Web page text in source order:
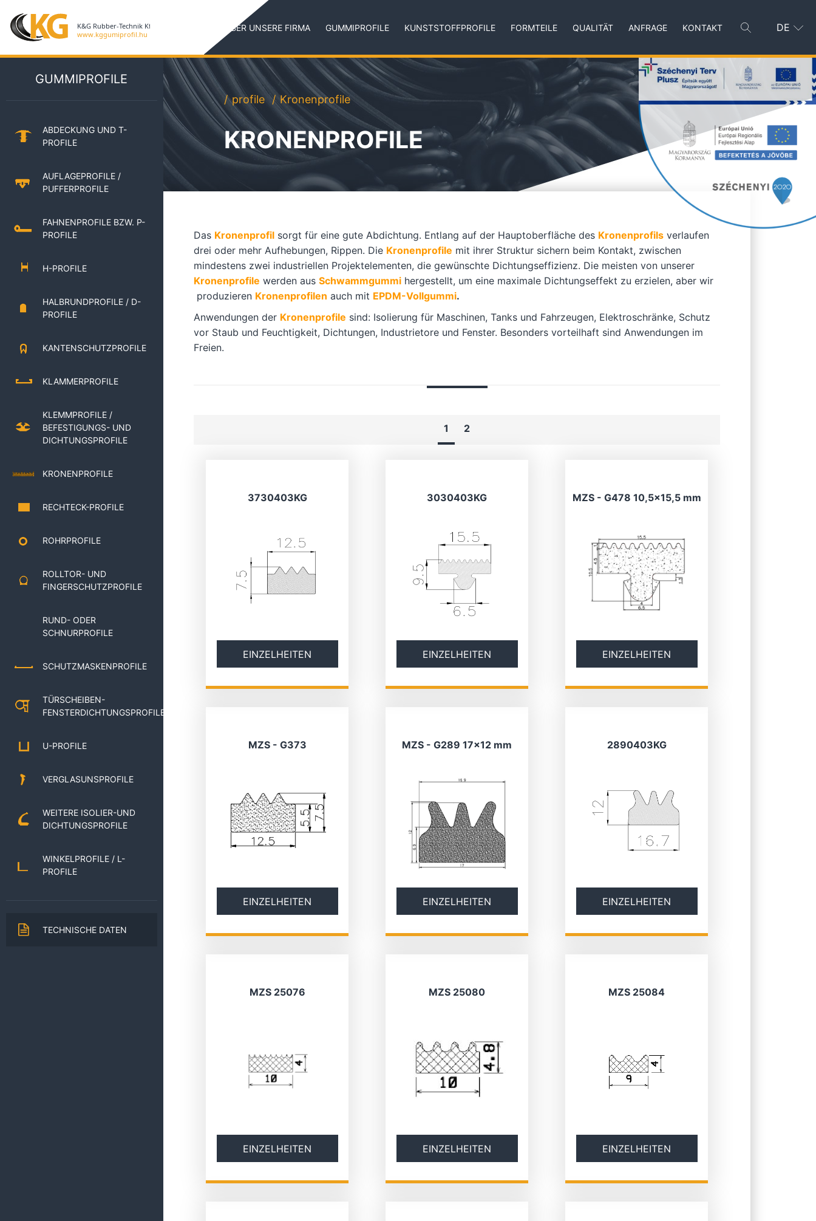
ÜBER UNSERE FIRMA GUMMIPROFILE KUNSTSTOFFPROFILE FORMTEILE QUALITÄT ANFRAGE KONTAKT DE
GUMMIPROFILE
ABDECKUNG UND T-
PROFILE
AUFLAGEPROFILE /
PUFFERPROFILE
FAHNENPROFILE BZW. P-
PROFILE
H-PROFILE
HALBRUNDPROFILE / D-
PROFILE
KANTENSCHUTZPROFILE
KLAMMERPROFILE
KLEMMPROFILE /
BEFESTIGUNGS- UND
DICHTUNGSPROFILE
KRONENPROFILE
RECHTECK-PROFILE
ROHRPROFILE
ROLLTOR- UND
FINGERSCHUTZPROFILE
RUND- ODER
SCHNURPROFILE
SCHUTZMASKENPROFILE
TÜRSCHEIBEN-
FENSTERDICHTUNGSPROFILE
U-PROFILE
VERGLASUNSPROFILE
WEITERE ISOLIER-UND
DICHTUNGSPROFILE
WINKELPROFILE / L-
PROFILE
TECHNISCHE DATEN
profile Kronenprofile
KRONENPROFILE
Das Kronenprofilsorgt für eine gute Abdichtung. Entlang auf der Hauptoberfläche des Kronenprofils verlaufen
drei oder mehr Aufhebungen, Rippen. Die Kronenprofile mit ihrer Struktur sichern beim Kontakt, zwischen
mindestens zwei industriellen Projektelementen, die gewünschte Dichtungseffizienz. Die meisten von unserer
Kronenprofile werden aus Schwammgummi hergestellt, um eine maximale Dichtungseffekt zu erzielen, aber wir
produzieren Kronenprofilen auch mit EPDM-Vollgummi.
Anwendungen der Kronenprofile sind: Isolierung für Maschinen, Tanks und Fahrzeugen, Elektroschränke, Schutz
vor Staub und Feuchtigkeit, Dichtungen, Industrietore und Fenster. Besonders vorteilhaft sind Anwendungen im
Freien.
1 2
3730403KG
EINZELHEITEN
3030403KG
EINZELHEITEN
MZS - G478 10,5×15,5 mm
EINZELHEITEN
MZS - G373
EINZELHEITEN
MZS - G289 17×12 mm
EINZELHEITEN
2890403KG
EINZELHEITEN
MZS 25076
EINZELHEITEN
MZS 25080
EINZELHEITEN
MZS 25084
EINZELHEITEN